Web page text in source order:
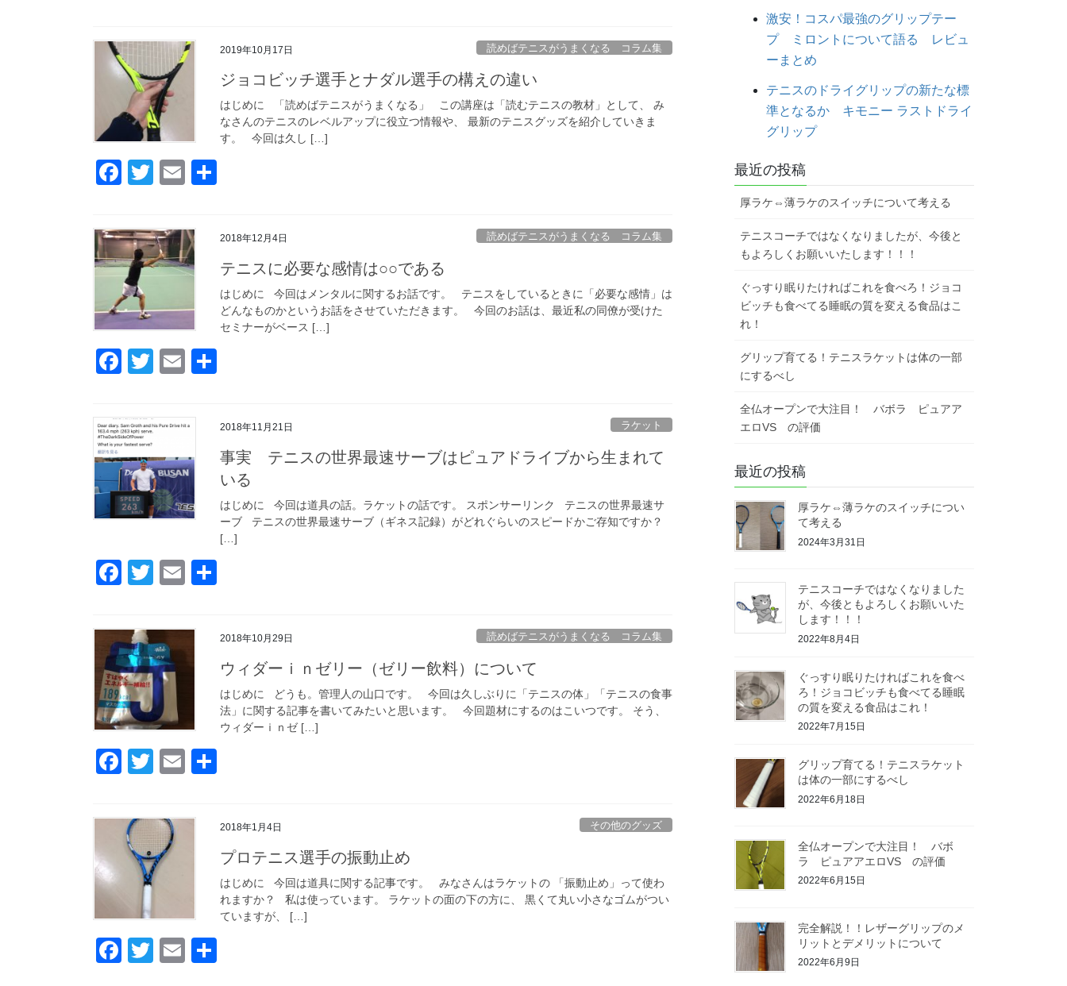
c
e
b
o
o
k
tt
er
ail
2019年10月17日 読めばテニスがうまくなる コラム集
ジョコビッチ選手とナダル選手の構えの違い
はじめに 「読めばテニスがうまくなる」 この講座は「読むテニスの教材」として、 み
なさんのテニスのレベルアップに役立つ情報や、 最新のテニスグッズを紹介していきま
す。 今回は久し […]
F
c
e
b
o
o
k
T
tt
er
E
ail
2018年12月4日 読めばテニスがうまくなる コラム集
テニスに必要な感情は○○である
はじめに 今回はメンタルに関するお話です。 テニスをしているときに「必要な感情」は
どんなものかというお話をさせていただきます。 今回のお話は、最近私の同僚が受けた
セミナーがベース […]
F
c
e
b
o
o
T
tt
er
E
ail
2018年11月21日 ラケット
事実 テニスの世界最速サーブはピュアドライブから生まれて
いる
はじめに 今回は道具の話。ラケットの話です。 スポンサーリンク テニスの世界最速サ
ーブ テニスの世界最速サーブ（ギネス記録）がどれぐらいのスピードかご存知ですか？
[…]
F
c
e
b
o
o
k
T
tt
er
E
ail
2018年10月29日 読めばテニスがうまくなる コラム集
ウィダーｉｎゼリー（ゼリー飲料）について
はじめに どうも。管理人の山口です。 今回は久しぶりに「テニスの体」「テニスの食事
法」に関する記事を書いてみたいと思います。 今回題材にするのはこいつです。 そう、
ウィダーｉｎゼ […]
F
c
e
b
o
k
T
tt
er
E
ail
2018年1月4日 その他のグッズ
プロテニス選手の振動止め
はじめに 今回は道具に関する記事です。 みなさんはラケットの 「振動止め」って使わ
れますか？ 私は使っています。 ラケットの面の下の方に、 黒くて丸い小さなゴムがつい
ていますが、 […]
F
T
E
激安！コスパ最強のグリップテー
プ ミロントについて語る レビュ
ーまとめ
テニスのドライグリップの新たな標
準となるか キモニー ラストドライ
グリップ
最近の投稿
厚ラケ⇔薄ラケのスイッチについて考える
テニスコーチではなくなりましたが、今後と
もよろしくお願いいたします！！！
ぐっすり眠りたければこれを食べろ！ジョコ
ビッチも食べてる睡眠の質を変える食品はこ
れ！
グリップ育てる！テニスラケットは体の一部
にするべし
全仏オープンで大注目！ バボラ ピュアア
エロVS の評価
最近の投稿
厚ラケ⇔薄ラケのスイッチについ
て考える
2024年3月31日
テニスコーチではなくなりました
が、今後ともよろしくお願いいた
します！！！
2022年8月4日
ぐっすり眠りたければこれを食べ
ろ！ジョコビッチも食べてる睡眠
の質を変える食品はこれ！
2022年7月15日
グリップ育てる！テニスラケット
は体の一部にするべし
2022年6月18日
全仏オープンで大注目！ バボ
ラ ピュアアエロVS の評価
2022年6月15日
完全解説！！レザーグリップのメ
リットとデメリットについて
2022年6月9日